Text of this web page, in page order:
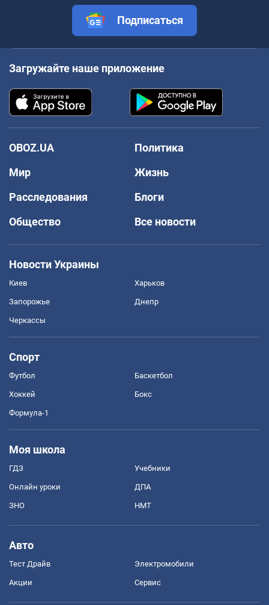
Подписаться
Загружайте наше приложение
OBOZ.UA
Политика
Мир
Жизнь
Расследования
Блоги
Общество
Все новости
Новости Украины
Киев Харьков
Запорожье Днепр
Черкассы
Спорт
Футбол Баскетбол
Хоккей Бокс
Формула-1
Моя школа
ГДЗ Учебники
Онлайн уроки ДПА
ЗНО НМТ
Авто
Тест Драйв Электромобили
Акции Сервис